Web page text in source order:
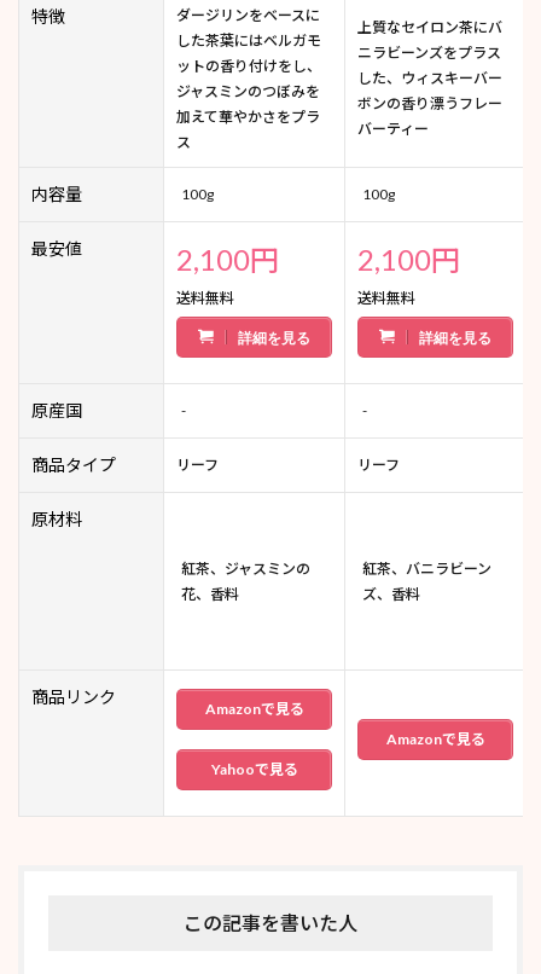
特徴
ダージリンをベースに
した茶葉にはベルガモ
ットの香り付けをし、
ジャスミンのつぼみを
加えて華やかさをプラ
ス
上質なセイロン茶にバ
ニラビーンズをプラス
した、ウィスキーバー
ボンの香り漂うフレー
バーティー
内容量 100g 100g
最安値 2,100円
送料無料
詳細を見る
2,100円
送料無料
詳細を見る
原産国 - -
商品タイプ リーフ リーフ
原材料
紅茶、ジャスミンの
花、香料
紅茶、バニラビーン
ズ、香料
商品リンク
Amazonで見る
Yahooで見る
Amazonで見る
この記事を書いた人